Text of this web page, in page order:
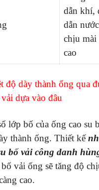
dẫn khí,
dẫn
chịu mài
cao
độ dày thành ống qua
dựa vào đâu
lớp bố của ống cao su
thành ống. Thiết kế
bố vải công danh
vải ống sẽ tăng độ
cao.